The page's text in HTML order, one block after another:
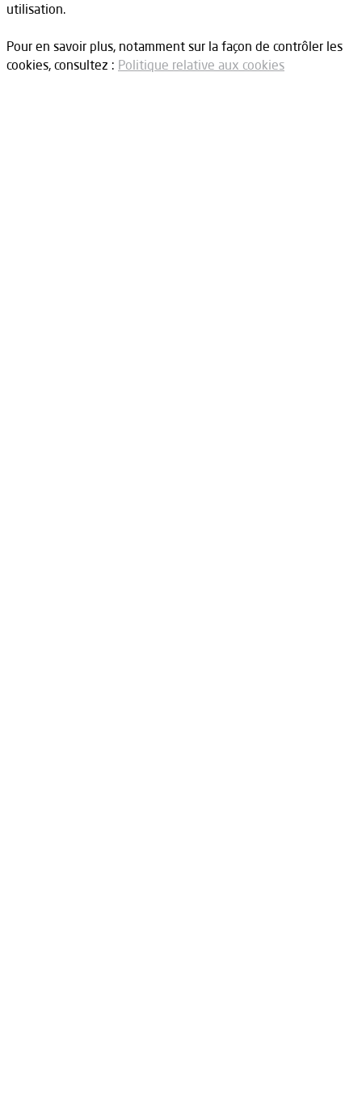
utilisation.
Pour en savoir plus, notamment sur la façon de contrôler les
cookies, consultez : Politique relative aux cookies